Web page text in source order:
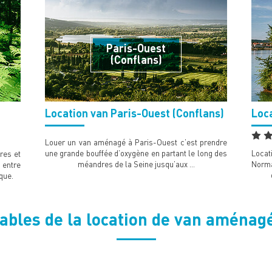
et
Paris-Ouest
(Conflans)
Location van Paris-Ouest (Conflans)
Louer un van aménagé à Paris-Ouest c’est prendre
une grande bouffée d’oxygène en partant le long des
méandres de la Seine jusqu’aux …
de la location de van